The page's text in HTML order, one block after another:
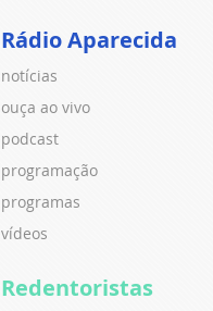
Rádio Aparecida
notícias
ouça ao vivo
podcast
programação
programas
vídeos
Redentoristas